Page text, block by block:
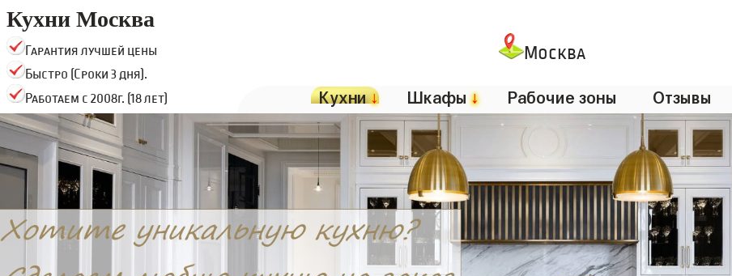
Кухни Москва
Гарантия лучшей цены
Быстро (Сроки 3 дня).
Работаем с 2008г. (18 лет)
Москва
Кухни↓ Шкафы↓ Рабочие зоны Отзывы